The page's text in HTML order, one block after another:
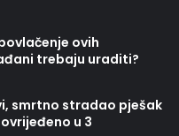
ovih
trebaju uraditi?
smrtno stradao pješak
u 3